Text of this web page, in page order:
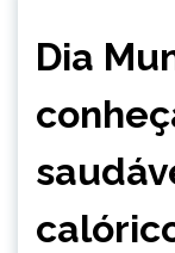
CAPELINHA
MINAS
NOTÍCIAS
Dia